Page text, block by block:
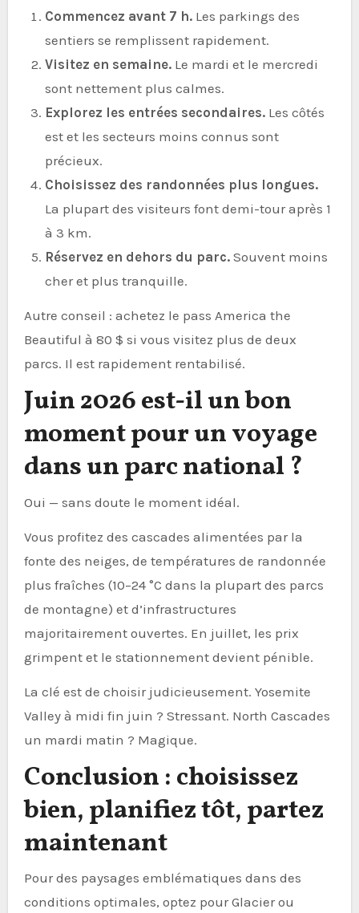
Commencez avant 7 h.Les parkings des
sentiers se remplissent rapidement.
Visitez en semaine.Le mardi et le mercredi
sont nettement plus calmes.
Explorez les entrées secondaires.Les côtés
est et les secteurs moins connus sont
précieux.
Choisissez des randonnées plus longues.
La plupart des visiteurs font demi-tour après 1
à 3 km.
Réservez en dehors du parc.Souvent moins
cher et plus tranquille.
Autre conseil : achetez le pass America the
Beautiful à 80 $ si vous visitez plus de deux
parcs. Il est rapidement rentabilisé.
Juin 2026 est-il un bon
moment pour un voyage
dans un parc national ?
Oui — sans doute le moment idéal.
Vous profitez des cascades alimentées par la
fonte des neiges, de températures de randonnée
plus fraîches (10–24 °C dans la plupart des parcs
de montagne) et d’infrastructures
majoritairement ouvertes. En juillet, les prix
grimpent et le stationnement devient pénible.
La clé est de choisir judicieusement. Yosemite
Valley à midi fin juin ? Stressant. North Cascades
un mardi matin ? Magique.
Conclusion : choisissez
bien, planifiez tôt, partez
maintenant
Pour des paysages emblématiques dans des
conditions optimales, optez pour Glacier ou